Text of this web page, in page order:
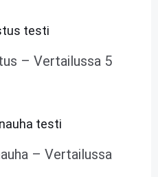
– Vertailussa 5
– Vertailussa